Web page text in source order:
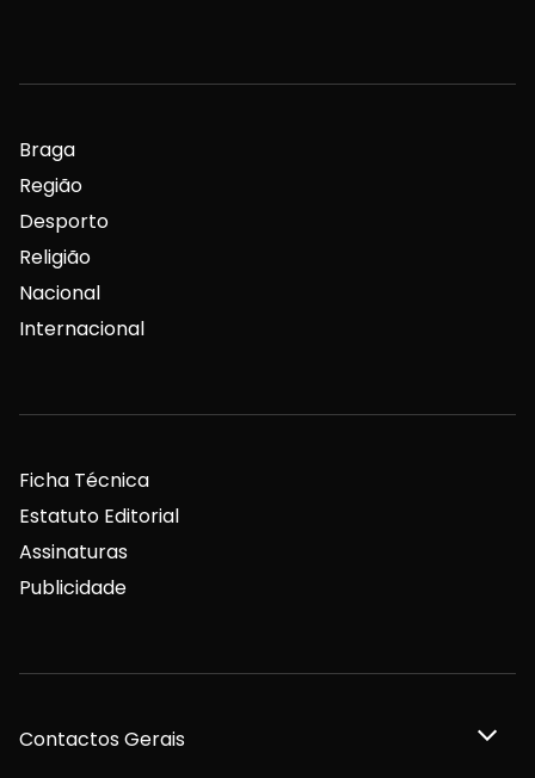
Braga
Região
Desporto
Religião
Nacional
Internacional
Ficha Técnica
Estatuto Editorial
Assinaturas
Publicidade
Contactos Gerais